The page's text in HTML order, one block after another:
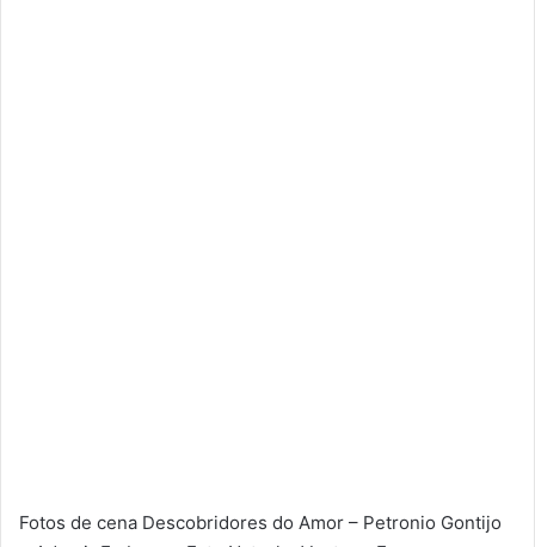
Fotos de cena Descobridores do Amor – Petronio Gontijo